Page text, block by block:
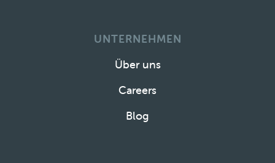
UNTERNEHMEN
Über uns
Careers
Blog